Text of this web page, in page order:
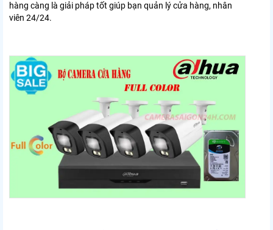
hàng càng là giải pháp tốt giúp bạn quản lý cửa hàng, nhân
viên 24/24.